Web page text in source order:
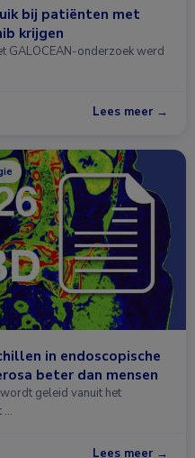
bij patiënten met
krijgen
GALOCEAN-onderzoek werd
Lees meer →
in endoscopische
beter dan mensen
geleid vanuit het
…
Lees meer →